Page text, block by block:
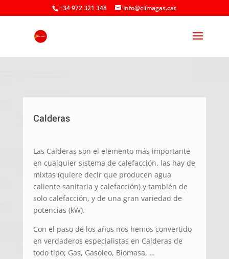
+34 972 321 348 info@climagas.cat
Calderas
Las Calderas son el elemento más importante
en cualquier sistema de calefacción, las hay de
mixtas (quiere decir que producen agua
caliente sanitaria y calefacción) y también de
solo calefacción, y de una gran variedad de
potencias (kW).
Con el paso de los años nos hemos convertido
en verdaderos especialistas en Calderas de
todo tipo; Gas, Gasóleo, Biomasa, …